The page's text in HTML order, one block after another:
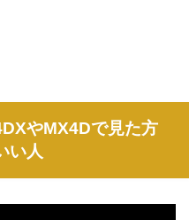
やMX4Dで見た方
い人